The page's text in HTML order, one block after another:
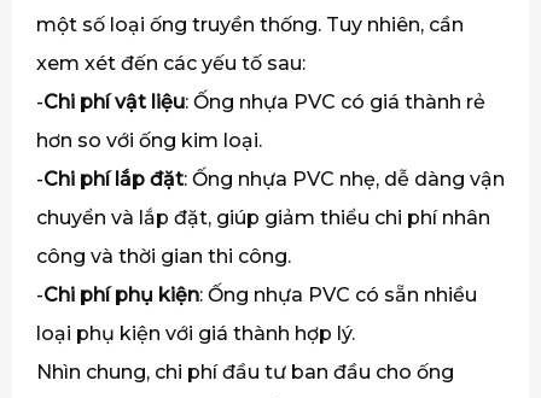
một số loại ống truyền thống. Tuy nhiên, cần
xem xét đến các yếu tố sau:
-Chi phí vật liệu: Ống nhựa PVC có giá thành rẻ
hơn so với ống kim loại.
-Chi phí lắp đặt: Ống nhựa PVC nhẹ, dễ dàng vận
chuyển và lắp đặt, giúp giảm thiểu chi phí nhân
công và thời gian thi công.
-Chi phí phụ kiện: Ống nhựa PVC có sẵn nhiều
loại phụ kiện với giá thành hợp lý.
Nhìn chung, chi phí đầu tư ban đầu cho ống